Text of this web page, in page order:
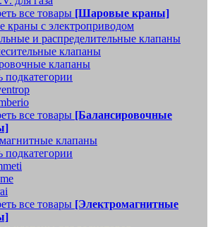
все товары [Шаровые краны]
краны с электроприводом
и распределительные клапаны
клапаны
клапаны
подкатегории
все товары [Балансировочные
клапаны
подкатегории
все товары [Электромагнитные